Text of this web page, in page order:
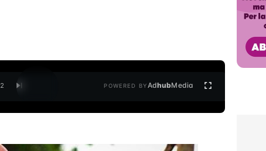
2 POWERED BYAdhubMedia